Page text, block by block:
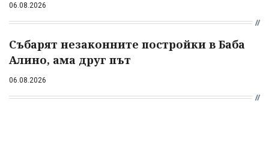
06.08.2026
Събарят незаконните постройки в Баба
Алино, ама друг път
06.08.2026